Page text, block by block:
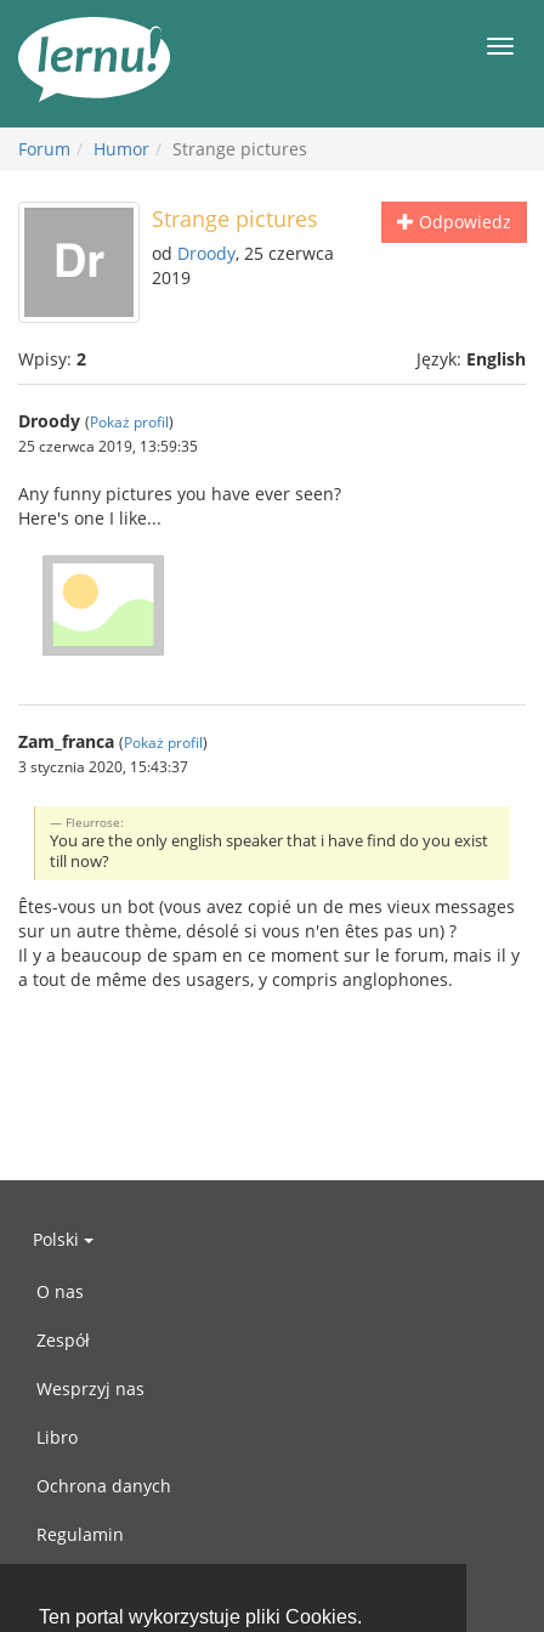
Ten portal wykorzystuje pliki Cookies.
Forum Humor Strange pictures
Odpowiedz
Strange pictures
od Droody, 25 czerwca
2019
Wpisy: 2 Język: English
Droody (Pokaż profil)
25 czerwca 2019, 13:59:35
Any funny pictures you have ever seen?
Here's one I like...
Zam_franca (Pokaż profil)
3 stycznia 2020, 15:43:37
Fleurrose:
You are the only english speaker that i have find do you exist
till now?
Êtes-vous un bot (vous avez copié un de mes vieux messages
sur un autre thème, désolé si vous n'en êtes pas un) ?
Il y a beaucoup de spam en ce moment sur le forum, mais il y
a tout de même des usagers, y compris anglophones.
Polski
O nas
Zespół
Wesprzyj nas
Libro
Ochrona danych
Regulamin